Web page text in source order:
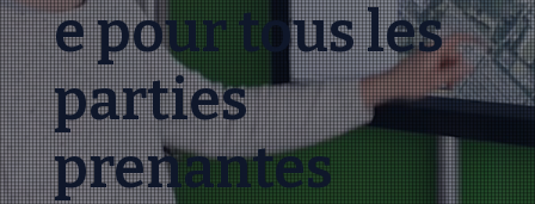
e pour tous les
parties
prenantes